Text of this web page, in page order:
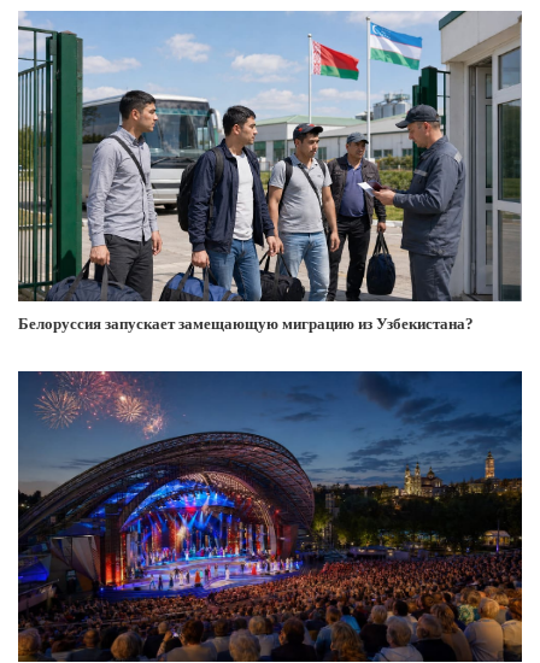
Белоруссия запускает замещающую миграцию из Узбекистана?